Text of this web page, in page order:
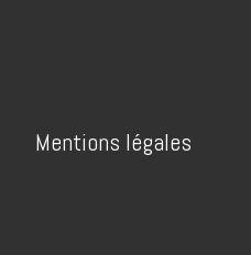
Mentions légales